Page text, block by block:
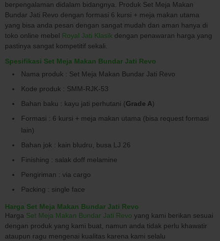
berpengalaman didalam bidangnya. Produk Set Meja Makan
Bundar Jati Revo dengan formasi 6 kursi + meja makan utama
yang bisa anda pesan dengan sangat mudah dan aman hanya di
toko online mebel Royal Jati Klasik dengan penawaran harga yang
pastinya sangat kompetitif sekali.
Spesifikasi Set Meja Makan Bundar Jati Revo
Nama produk : Set Meja Makan Bundar Jati Revo
Kode produk : SMM-RJK-53
Bahan baku : kayu jati perhutani (Grade A)
Formasi : 6 kursi + meja makan utama (bisa request formasi
lain)
Bahan jok : kain bludru, busa LJ 26
Finishing : salak doff melamine
Pengiriman : via cargo
Packing : single face
Harga Set Meja Makan Bundar Jati Revo
Harga Set Meja Makan Bundar Jati Revo yang kami berikan sesuai
dengan produk yang kami buat, namun anda tidak perlu khawatir
ataupun ragu mengenai kualitas karena kami selalu